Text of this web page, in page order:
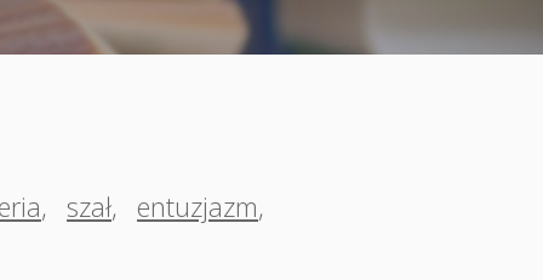
, szał, entuzjazm,